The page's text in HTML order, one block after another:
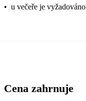
• u večeře je
Cena zahrnuje